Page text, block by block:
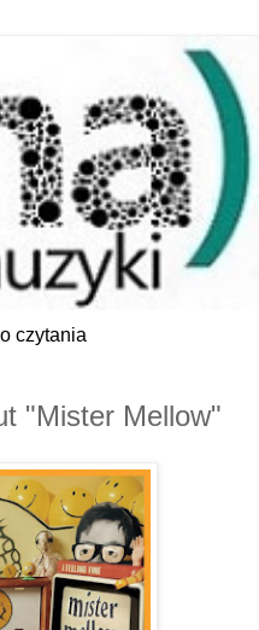
czytania
"Mister Mellow"